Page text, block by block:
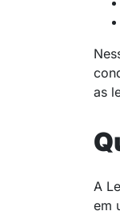
as
A
em